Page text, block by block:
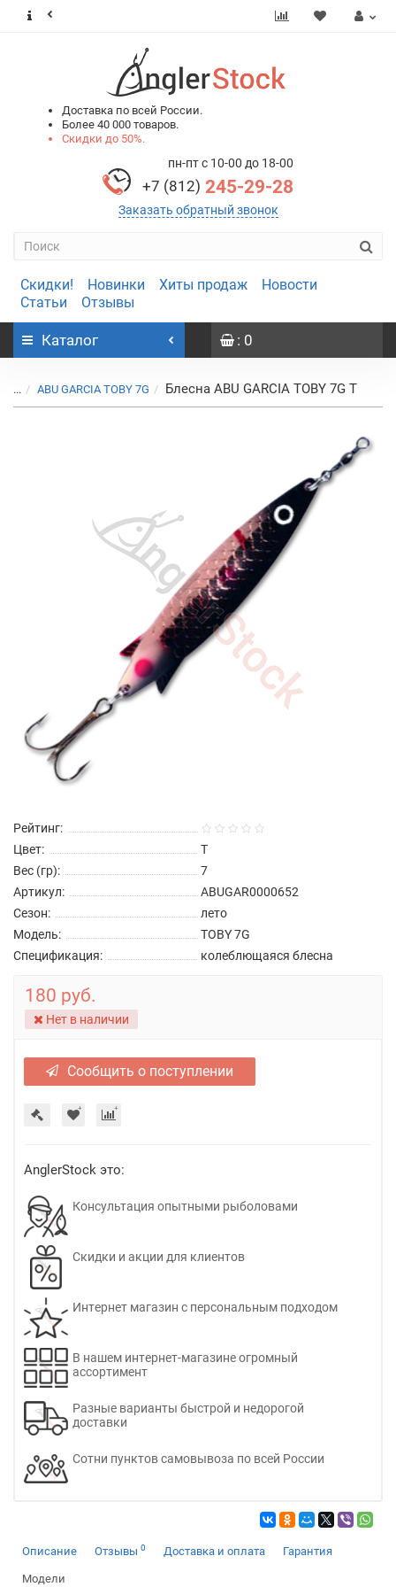
Доставка по всей России.
Более 40 000 товаров.
Скидки до 50%.
пн-пт с 10-00 до 18-00
+7 (812) 245-29-28
Заказать обратный звонок
Скидки! Новинки Хиты продаж
Новости
Статьи
Отзывы
Каталог : 0
... ABU GARCIA TOBY 7G Блесна ABU GARCIA TOBY 7G T
Рейтинг:
Цвет:
T
Вес (гр):
7
Артикул:
ABUGAR0000652
Сезон:
лето
Модель:
TOBY 7G
Спецификация:
колеблющаяся блесна
180 руб.
Нет в наличии
Сообщить о поступлении
AnglerStock это:
Консультация опытными рыболовами
Скидки и акции для клиентов
Интернет магазин с персональным подходом
В нашем интернет-магазине огромный
ассортимент
Разные варианты быстрой и недорогой
доставки
Сотни пунктов самовывоза по всей России
Описание Отзывы 0 Доставка и оплата Гарантия
Модели